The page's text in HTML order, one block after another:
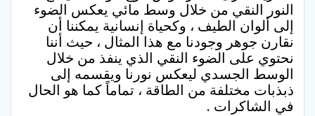
النور النقي من خلال وسط مائي يعكس الضوء
إلى ألوان الطيف ، وكحياة إنسانية يمكننا أن
نقارن جوهر وجودنا مع هذا المثال ، حيث أننا
نحتوي على الضوء النقي الذي ينفذ من خلال
الوسط الجسدي ليعكس نورنا ويقسمه إلى
ذبذبات مختلفة من الطاقة ، تماماً كما هو الحال
في الشاكرات .